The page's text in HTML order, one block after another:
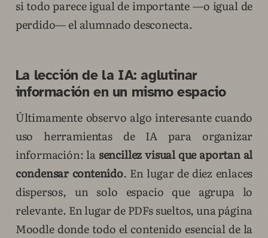
si todo parece igual de importante —o igual de
perdido— el alumnado desconecta.
La lección de la IA: aglutinar
información en un mismo espacio
Últimamente observo algo interesante cuando
uso herramientas de IA para organizar
información: la sencillez visual que aportan al
condensar contenido. En lugar de diez enlaces
dispersos, un solo espacio que agrupa lo
relevante. En lugar de PDFs sueltos, una página
Moodle donde todo el contenido esencial de la